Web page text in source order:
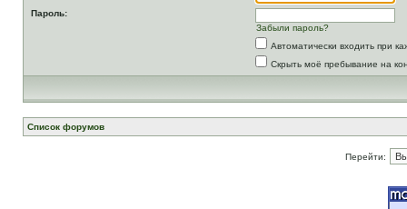
Пароль:
Забыли пароль?
Автоматически входить при
Скрыть моё пребывание на
Список форумов
Перейти: